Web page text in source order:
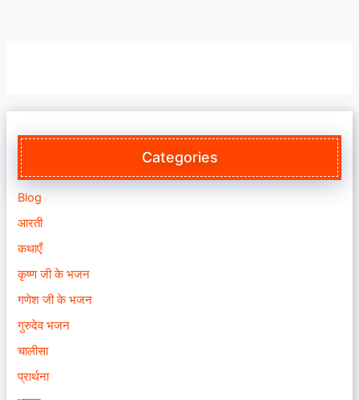
Categories
Blog
आरती
कथाएँ
कृष्ण जी के भजन
गणेश जी के भजन
गुरुदेव भजन
चालीसा
प्रार्थना